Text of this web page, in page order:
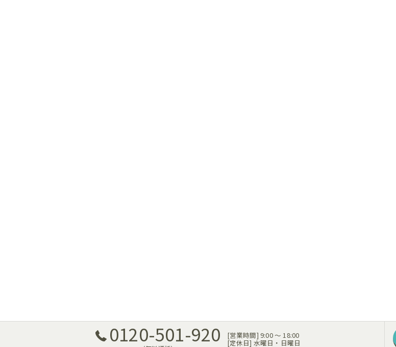
0120-501-920 [営業時間] 9:00 〜 18:00
[定休日] 水曜日・日曜日